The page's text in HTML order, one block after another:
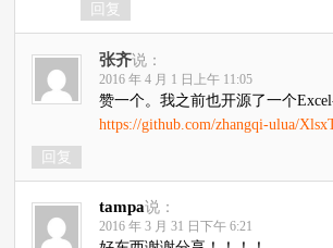
回复
张齐说：
2016 年 4 月 1 日上午 11:05
赞一个。我之前也开源了一个
https://github.com/zhangqi-ulua/
回复
tampa说：
2016 年 3 月 31 日下午 6:21